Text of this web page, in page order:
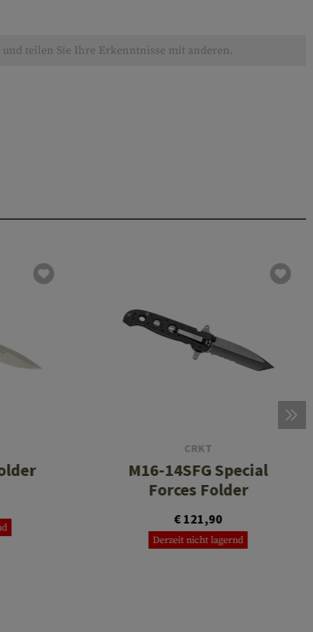
teilen Sie Ihre Erkenntnisse mit anderen.
CRKT
M16-14SFG Special
Forces Folder
€ 121,90
Derzeit nicht lagernd